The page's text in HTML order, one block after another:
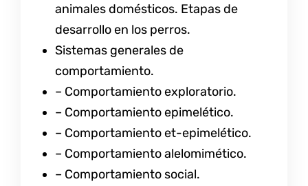
animales domésticos. Etapas de
desarrollo en los perros.
Sistemas generales de
comportamiento.
– Comportamiento exploratorio.
– Comportamiento epimelético.
– Comportamiento et-epimelético.
– Comportamiento alelomimético.
– Comportamiento social.